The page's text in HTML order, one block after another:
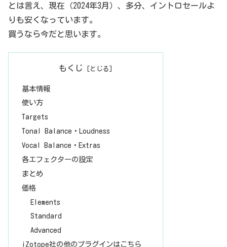
とは言え、現在（2024年3月）、多分、イントロセールよ
りも安くなっています。
買うなら今だと思います。
もくじ
基本情報
使い方
Targets
Tonal Balance・Loudness
Vocal Balance・Extras
各エフェクターの設定
まとめ
価格
Elements
Standard
Advanced
iZotope社の他のプラグインはこちら